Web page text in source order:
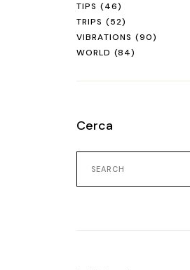
TIPS (46)
TRIPS (52)
VIBRATIONS (90)
WORLD (84)
Cerca
Search
for: